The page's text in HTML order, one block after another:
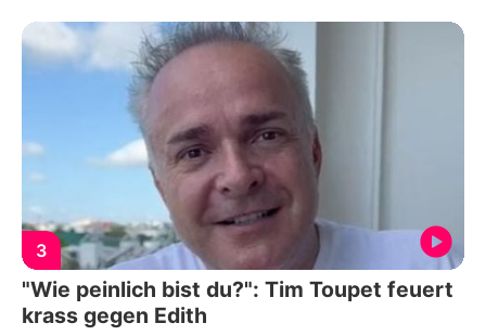
3
"Wie peinlich bist du?": Tim Toupet feuert
krass gegen Edith